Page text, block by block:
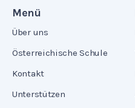
Menü
Über uns
Österreichische Schule
Kontakt
Unterstützen